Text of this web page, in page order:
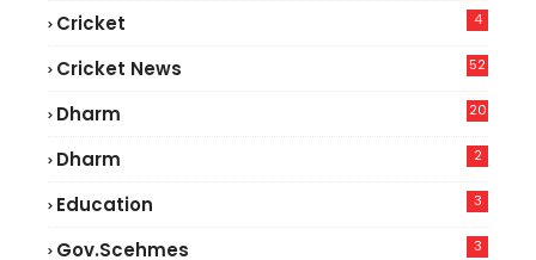
Cricket 4
Cricket News
52
Dharm 20
Dharm 2
Education 3
Gov.scehmes 3